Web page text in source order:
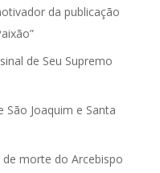
da publicação
de Seu Supremo
São Joaquim e Santa
morte do Arcebispo